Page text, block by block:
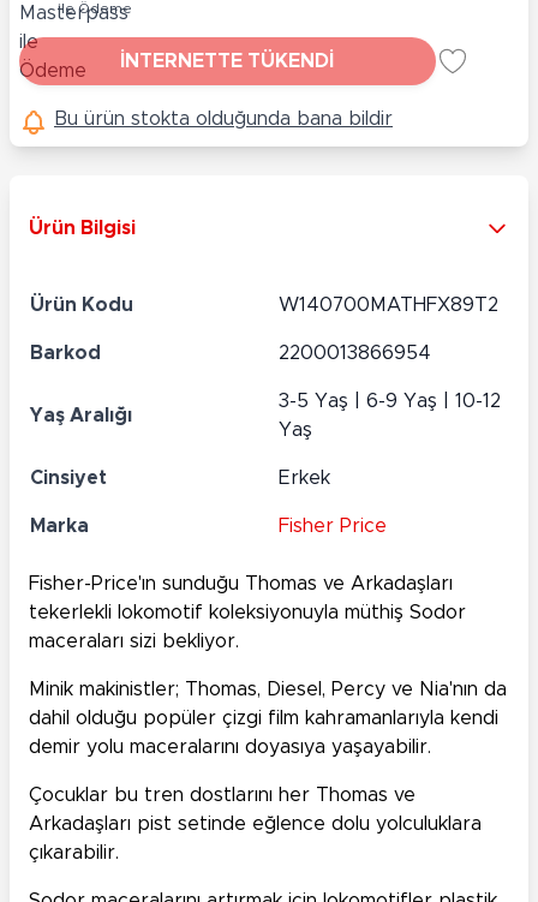
ile Ödeme
İNTERNETTE TÜKENDİ
Bu ürün stokta olduğunda bana bildir
Ürün Bilgisi
Ürün Kodu W140700MATHFX89T2
Barkod 2200013866954
Yaş Aralığı
3-5 Yaş | 6-9 Yaş | 10-12
Yaş
Cinsiyet Erkek
Marka Fisher Price
Fisher-Price'ın sunduğu Thomas ve Arkadaşları
tekerlekli lokomotif koleksiyonuyla müthiş Sodor
maceraları sizi bekliyor.
Minik makinistler; Thomas, Diesel, Percy ve Nia'nın da
dahil olduğu popüler çizgi film kahramanlarıyla kendi
demir yolu maceralarını doyasıya yaşayabilir.
Çocuklar bu tren dostlarını her Thomas ve
Arkadaşları pist setinde eğlence dolu yolculuklara
çıkarabilir.